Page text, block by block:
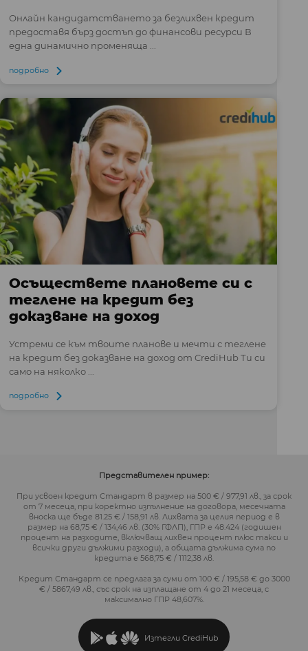
Онлайн кандидатстването за безлихвен кредит
предоставя бърз достъп до финансови ресурси В
една динамично променяща ...
подробно
Осъществете плановете си с
теглене на кредит без
доказване на доход
Устреми се към твоите планове и мечти с теглене
на кредит без доказване на доход от CrediHub Ти си
само на няколко ...
подробно
Представителен пример:
При усвоен кредит Стандарт в размер на 500 € / 977,91 лв., за срок
от 7 месеца, при коректно изпълнение на договора, месечната
вноска ще бъде 81.25 € / 158,91 лв. Лихвата за целия период е в
размер на 68,75 € / 134,46 лв. (30% ГФЛП), ГПР е 48.424 (годишен
процент на разходите, включващ лихвен процент плюс такси и
всички други дължими разходи), а общата дължима сума по
кредита е 568,75 € / 1112,38 лв.
Кредит Стандарт се предлага за суми от 100 € / 195,58 € до 3000
€ / 5867,49 лв., със срок на изплащане от 4 до 21 месеца, с
максимално ГПР 48,607%.
Изтегли CrediHub